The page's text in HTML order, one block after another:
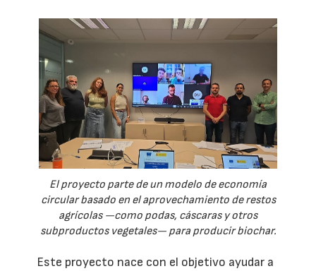
El proyecto parte de un modelo de economía
circular basado en el aprovechamiento de restos
agrícolas —como podas, cáscaras y otros
subproductos vegetales— para producir biochar.
Este proyecto nace con el objetivo ayudar a